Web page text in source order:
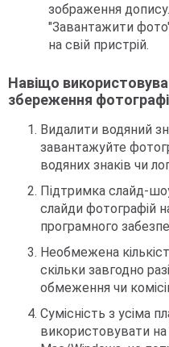
зображення
"Завантажити
на свій пристрій.
Навіщо
збереження
Видалити водяний
завантажуйте
водяних знаків чи
Підтримка слайд-
слайди фотографій
програмного
Необмежена
скільки завгодно
обмеження чи
Сумісність з усіма
використовувати